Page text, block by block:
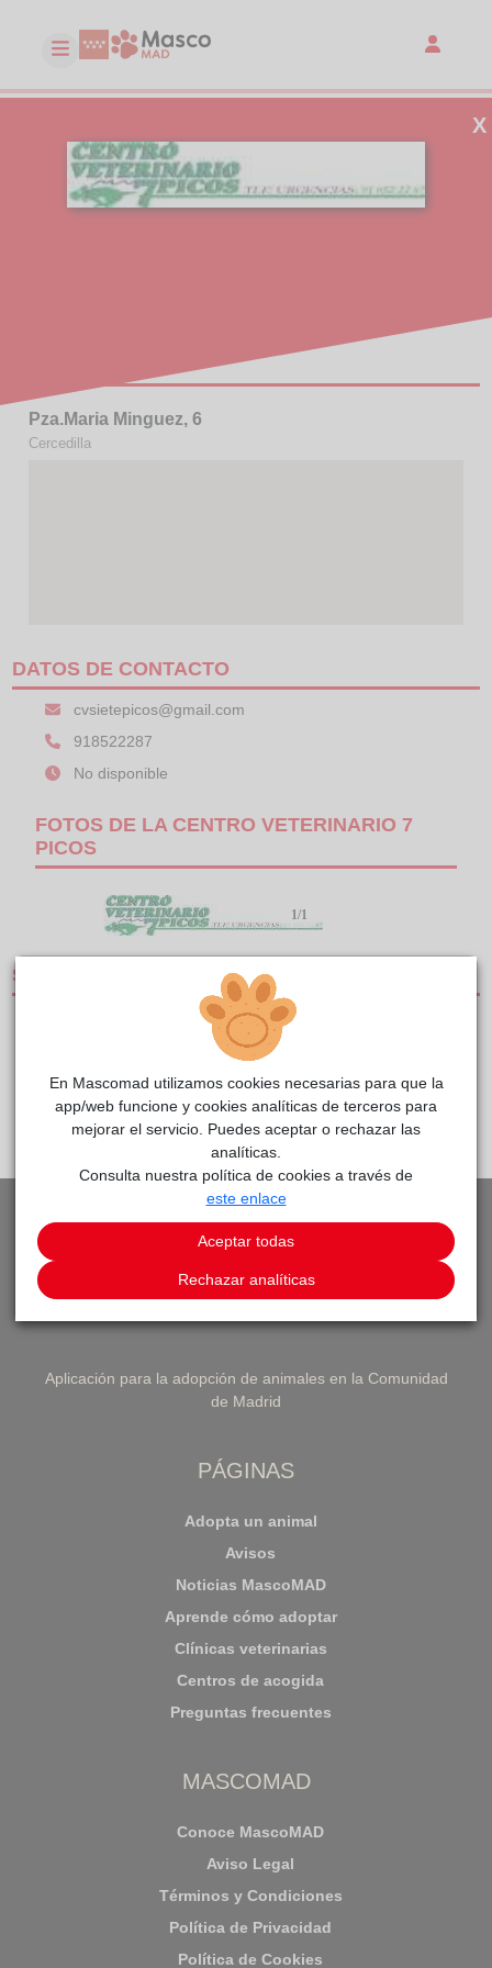
X
Pza.Maria Minguez, 6
Cercedilla
DATOS DE CONTACTO
cvsietepicos@gmail.com
918522287
No disponible
FOTOS DE LA CENTRO VETERINARIO 7
PICOS
1/1
SERVICIOS
CLÍNICAS DE PEQUEÑOS ANIMALES
PEDIR CITA VOLVER A LISTADO DE CLÍNICAS
Aplicación para la adopción de animales en la Comunidad
de Madrid
PÁGINAS
Adopta un animal
Avisos
Noticias MascoMAD
Aprende cómo adoptar
Clínicas veterinarias
Centros de acogida
Preguntas frecuentes
MASCOMAD
Conoce MascoMAD
Aviso Legal
Términos y Condiciones
Política de Privacidad
Política de Cookies
En Mascomad utilizamos cookies necesarias para que la
app/web funcione y cookies analíticas de terceros para
mejorar el servicio. Puedes aceptar o rechazar las
analíticas.
Consulta nuestra política de cookies a través de
este enlace
Aceptar todas
Rechazar analíticas